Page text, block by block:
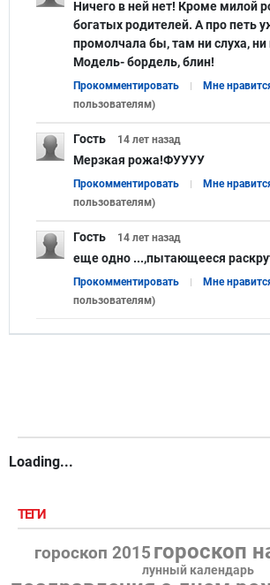
Ничего в ней нет! Кроме милой
богатых родителей. А про петь
промолчала бы, там ни слуха, ни
Модель- бордель, блин!
Прокомментировать Мне
пользователям)
Гость 14 лет назад
Мерзкая рожа!ФУУУУ
Прокомментировать Мне
пользователям)
Гость 14 лет назад
еще одно ...,пытающееся
Прокомментировать Мне
пользователям)
Loading...
ТЕГИ
гороскоп 2015 гороскоп
лунный календарь